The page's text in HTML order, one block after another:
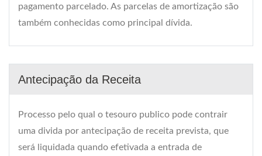
pagamento parcelado. As parcelas de amortização são
também conhecidas como principal dívida.
Antecipação da Receita
Processo pelo qual o tesouro publico pode contrair
uma divida por antecipação de receita prevista, que
será liquidada quando efetivada a entrada de